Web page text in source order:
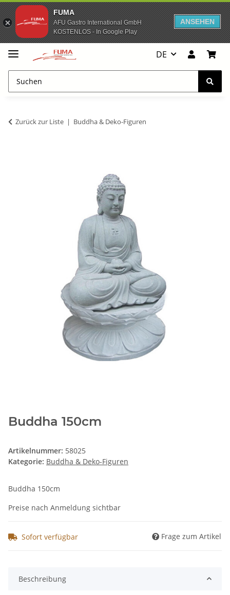
FUMA
AFU Gastro International GmbH
KOSTENLOS - In Google Play
ANSEHEN
DE
Zurück zur Liste Buddha & Deko-Figuren
Buddha 150cm
Artikelnummer: 58025
Kategorie: Buddha & Deko-Figuren
Buddha 150cm
Preise nach Anmeldung sichtbar
Sofort verfügbar Frage zum Artikel
Beschreibung